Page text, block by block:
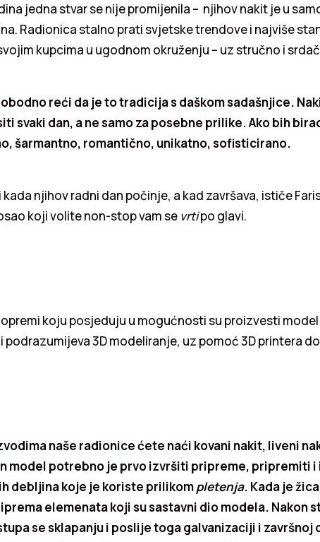
jedna stvar se nije promijenila – njihov nakit je u
Radionica stalno prati svjetske trendove i najviše
kupcima u ugodnom okruženju – uz stručno i
reći da je to tradicija s daškom sadašnjice.
svaki dan, a ne samo za posebne prilike. Ako bih
šarmantno, romantično, unikatno, sofisticirano.
njihov radni dan počinje, a kad završava, ističe
koji volite non-stop vam se vrtipo glavi.
koju posjeduju u mogućnosti su proizvesti
podrazumijeva 3D modeliranje, uz pomoć 3D printera
naše radionice ćete naći kovani nakit, liveni
model potrebno je prvo izvršiti pripreme, pripremiti i
debljina koje je koriste prilikompletenja. Kada je
elemenata koji su sastavni dio modela. Nakon
se sklapanju i poslije toga galvanizaciji i završnoj